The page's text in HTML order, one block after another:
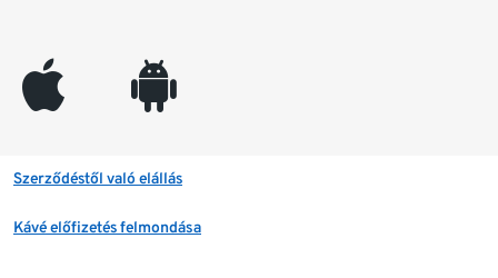
appleinc android
Szerződéstől való elállás
Kávé előfizetés felmondása